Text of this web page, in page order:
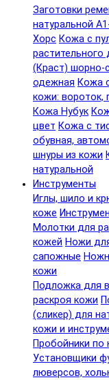
Заготовки
натуральной
Хорс Кожа с
растительного
(Краст) шорно-
одежная Кожа
кожи: вороток,
Кожа Нубук
цвет Кожа с
обувная,
шнуры из кожи
натуральной
Инструменты
Иглы, шило и
коже
Молотки для
кожей Ножи
сапожные
кожи
Подложка для
раскроя кожи
(сликер) для
кожи и
Пробойники по
Установщики
люверсов,